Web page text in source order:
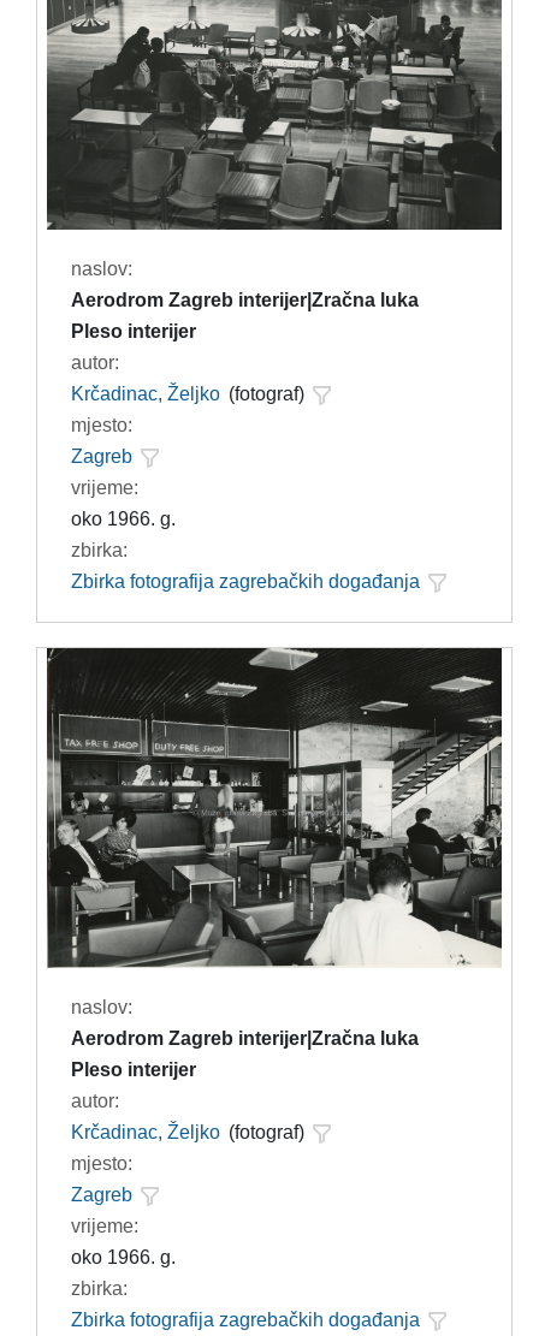
naslov:
Aerodrom Zagreb interijer|Zračna luka
Pleso interijer
autor:
Krčadinac, Željko (fotograf)
mjesto:
Zagreb
vrijeme:
oko 1966. g.
zbirka:
Zbirka fotografija zagrebačkih događanja
naslov:
Aerodrom Zagreb interijer|Zračna luka
Pleso interijer
autor:
Krčadinac, Željko (fotograf)
mjesto:
Zagreb
vrijeme:
oko 1966. g.
zbirka:
Zbirka fotografija zagrebačkih događanja